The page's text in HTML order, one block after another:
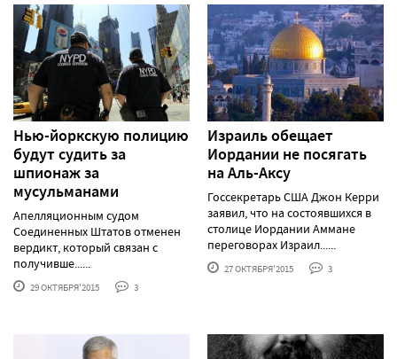
Нью-йоркскую полицию
будут судить за
шпионаж за
мусульманами
Апелляционным судом
Соединенных Штатов отменен
вердикт, который связан с
получивше......
29 ОКТЯБРЯ'2015 3
Израиль обещает
Иордании не посягать
на Аль-Аксу
Госсекретарь США Джон Керри
заявил, что на состоявшихся в
столице Иордании Аммане
переговорах Израил......
27 ОКТЯБРЯ'2015 3